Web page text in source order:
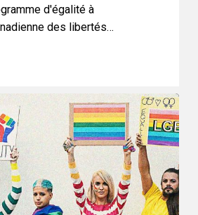
d'égalité à
des libertés…